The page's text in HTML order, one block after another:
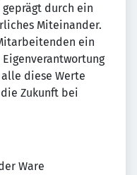
durch ein
Mit­ein­an­der.
ein
diese Werte
Zukunft bei
Ware